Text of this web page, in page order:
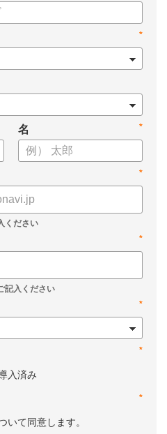
*
*
名
*
*
*
*
入済み
*
いて同意します。